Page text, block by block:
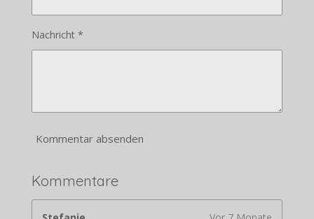
Nachricht *
Kommentar absenden
Kommentare